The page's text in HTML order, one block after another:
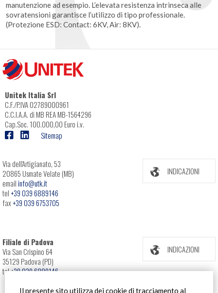
Il presente sito utilizza dei cookie di tracciamento al
manutenzione ad esempio. L’elevata resistenza intrinseca alle
sovratensioni garantisce l’utilizzo di tipo professionale.
(Protezione ESD: Contact: 6KV, Air: 8KV).
Unitek Italia Srl
C.F./P.IVA 02789000961
C.C.I.A.A. di MB REA MB-1564296
Cap.Soc. 100.000,00 Euro i.v.
Sitemap
Via dell'Artigianato, 53
20865 Usmate Velate (MB)
emailinfo@utk.it
tel+39 039 6889146
fax+39 039 6753705
INDICAZIONI
Filiale di Padova
Via San Crispino 64
35129 Padova (PD)
tel+39 039 6889146
INDICAZIONI